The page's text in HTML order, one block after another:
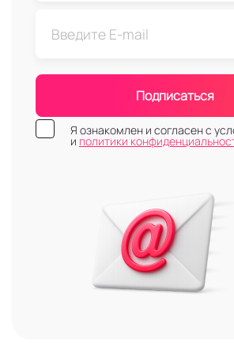
Подписаться
Я ознакомлен и согласен с
и политики